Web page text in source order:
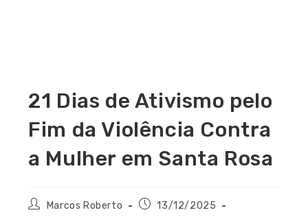
21 Dias de Ativismo pelo
Fim da Violência Contra
a Mulher em Santa Rosa
Marcos Roberto
13/12/2025